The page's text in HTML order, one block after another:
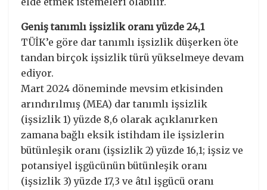
Geniş tanımlı işsizlik oranı yüzde 24,1
TÜİK’e göre dar tanımlı işsizlik düşerken öte
tandan birçok işsizlik türü yükselmeye devam
ediyor.
Mart 2024 döneminde mevsim etkisinden
arındırılmış (MEA) dar tanımlı işsizlik
(işsizlik 1) yüzde 8,6 olarak açıklanırken
zamana bağlı eksik istihdam ile işsizlerin
bütünleşik oranı (işsizlik 2) yüzde 16,1; işsiz ve
potansiyel işgücünün bütünleşik oranı
(işsizlik 3) yüzde 17,3 ve âtıl işgücü oranı